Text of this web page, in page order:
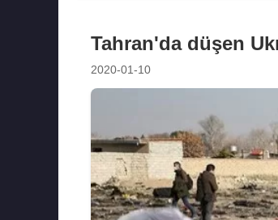
Tahran'da düşen
2020-01-10